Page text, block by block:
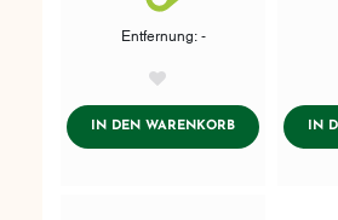
Entfernung: -
IN DEN WARENKORBADDTOCARTIN